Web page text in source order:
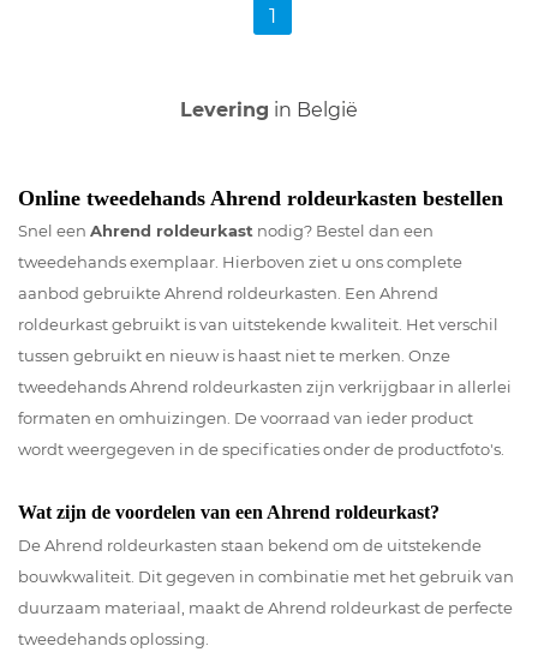
1
Voor zowelParticulier
Online tweedehands Ahrend roldeurkasten bestellen
Snel een Ahrend roldeurkast nodig? Bestel dan een
tweedehands exemplaar. Hierboven ziet u ons complete
aanbod gebruikte Ahrend roldeurkasten. Een Ahrend
roldeurkast gebruikt is van uitstekende kwaliteit. Het verschil
tussen gebruikt en nieuw is haast niet te merken. Onze
tweedehands Ahrend roldeurkasten zijn verkrijgbaar in allerlei
formaten en omhuizingen. De voorraad van ieder product
wordt weergegeven in de specificaties onder de productfoto's.
Wat zijn de voordelen van een Ahrend roldeurkast?
De Ahrend roldeurkasten staan bekend om de uitstekende
bouwkwaliteit. Dit gegeven in combinatie met het gebruik van
duurzaam materiaal, maakt de Ahrend roldeurkast de perfecte
tweedehands oplossing.